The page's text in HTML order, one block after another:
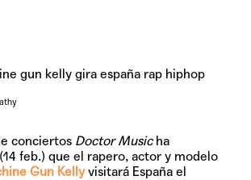
conciertos Doctor Musicha
feb.) que el rapero, actor y modelo
Gun Kellyvisitará España el